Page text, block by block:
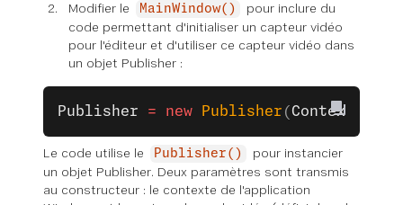
Modifier le
MainWindow()
pour inclure du
code permettant d'initialiser un capteur vidéo
pour l'éditeur et d'utiliser ce capteur vidéo dans
un objet Publisher :
Publisher = new Publisher ( Context
Le code utilise le Publisher()
pour instancier
un objet Publisher. Deux paramètres sont transmis
au constructeur : le contexte de l'application